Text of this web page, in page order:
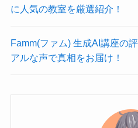
に人気の教室を厳選紹介！
Famm(ファム) 生成AI講座の
アルな声で真相をお届け！